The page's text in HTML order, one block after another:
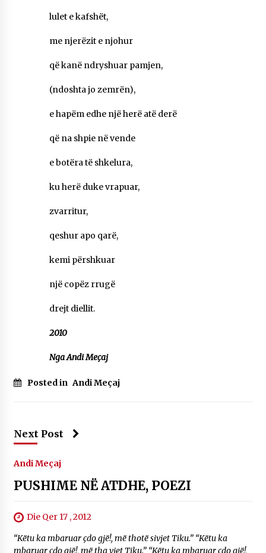
KALLARATIN SI MËSUES I MATEMATIKËS, POR
EDHE SI NJË BANOR I PËRKOHSHËM I TIJ”
12/09/2025
Gazeta Kallarati nr. 114
06/02/2025
lulet e kafshët,
me njerëzit e njohur
që kanë ndryshuar pamjen,
(ndoshta jo zemrën),
e hapëm edhe një herë atë derë
që na shpie në vende
e botëra të shkelura,
ku herë duke vrapuar,
zvarritur,
qeshur apo qarë,
kemi përshkuar
një copëz rrugë
drejt diellit.
2010
Nga Andi Meçaj
Posted in Andi Meçaj
Next Post
Andi Meçaj
PUSHIME NË ATDHE, POEZI
Die Qer 17 , 2012
“Këtu ka mbaruar çdo gjë!, më thotë sivjet Tiku.” “Këtu ka
mbaruar çdo gjë!, më tha vjet Tiku.” “Këtu ka mbaruar çdo gjë!,